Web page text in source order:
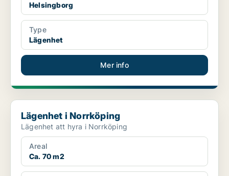
Helsingborg
Type
Lägenhet
Mer info
Lägenhet i Norrköping
Lägenhet i Norrköping
Lägenhet att hyra i Norrköping
Areal
Ca. 70 m2